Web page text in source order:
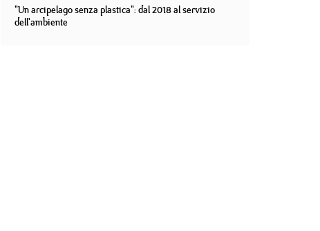
"Un arcipelago senza plastica": dal 2018 al servizio
dell'ambiente